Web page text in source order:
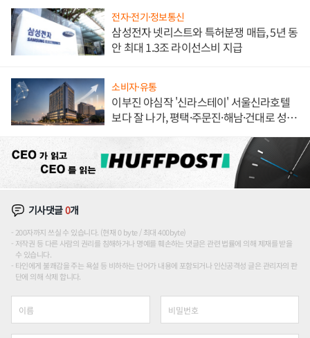
전자·전기·정보통신
삼성전자 넷리스트와 특허분쟁 매듭, 5년 동
안 최대 1.3조 라이선스비 지급
소비자·유통
이부진 야심작 '신라스테이' 서울신라호텔
보다 잘 나가, 평택·주문진·해남·건대로 성
기사댓글0개
200자까지 쓰실 수 있습니다. (현재 0 byte / 최대 400byte)
저작권 등 다른 사람의 권리를 침해하거나 명예를 훼손하는 댓글은 관련 법률에 의해 제재를 받을
수 있습니다.
타인에게 불쾌감을 주는 욕설 등 비하하는 단어가 내용에 포함되거나 인신공격성 글은 관리자의 판
단에 의해 삭제 합니다.